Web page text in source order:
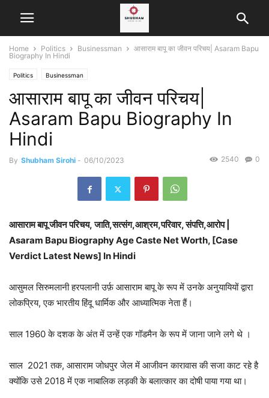
Home Politics Businessman
आसाराम बापू का जीवन परिचय| Asaram Bapu
Biography In Hindi
Politics Businessman
आसाराम बापू का जीवन परिचय|
Asaram Bapu Biography In
Hindi
By Shubham Sirohi - 06/10/2023 0
2540
आसाराम बापू जीवन परिचय, जाति,सत्संग,आश्रम,परिवार, संपत्ति,आरोप |
Asaram Bapu Biography Age Caste Net Worth, [Case
Verdict Latest News] In Hindi
आसुमल सिरुमलानी हरपलानी उर्फ़ आसाराम बापू के रूप में उनके अनुयायियों द्वारा
लोकप्रिय, एक भारतीय हिंदू धार्मिक और आध्यात्मिक नेता हैं।
साल 1960 के दशक के अंत में उन्हें एक गॉडमैन के रूप में जाना जाने लगे थे ।
साल 2021 तक, आसाराम जोधपुर जेल में आजीवन कारावास की सजा काट रहे है
क्योंकि उसे 2018 में एक नाबालिक लड़की के बलात्कार का दोषी पाया गया था।